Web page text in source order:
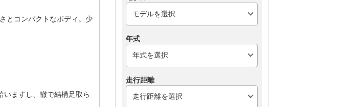
とコンパクトなボディ。少
いますし、轍で結構足取ら
年式
走行距離